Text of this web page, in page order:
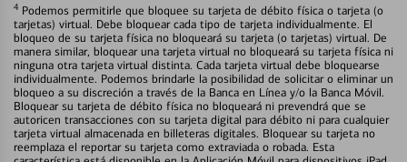
4 Podemos permitirle que bloquee su tarjeta de débito física o tarjeta (o
tarjetas) virtual. Debe bloquear cada tipo de tarjeta individualmente. El
bloqueo de su tarjeta física no bloqueará su tarjeta (o tarjetas) virtual. De
manera similar, bloquear una tarjeta virtual no bloqueará su tarjeta física ni
ninguna otra tarjeta virtual distinta. Cada tarjeta virtual debe bloquearse
individualmente. Podemos brindarle la posibilidad de solicitar o eliminar un
bloqueo a su discreción a través de la Banca en Línea y/o la Banca Móvil.
Bloquear su tarjeta de débito física no bloqueará ni prevendrá que se
autoricen transacciones con su tarjeta digital para débito ni para cualquier
tarjeta virtual almacenada en billeteras digitales. Bloquear su tarjeta no
reemplaza el reportar su tarjeta como extraviada o robada. Esta